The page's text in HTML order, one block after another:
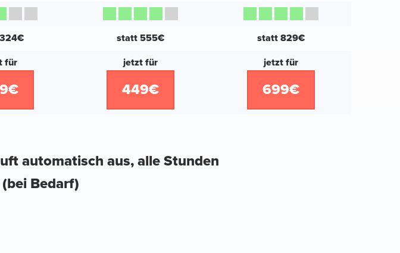
statt 555€ statt 829€
für jetzt für
449€
jetzt für
699€
automatisch aus, alle Stunden
Bedarf)